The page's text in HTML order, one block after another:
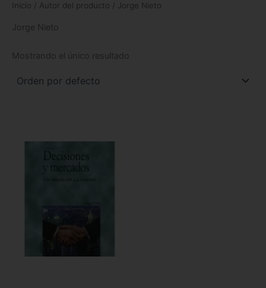
Inicio / Autor del producto / Jorge Nieto
Jorge Nieto
Mostrando el único resultado